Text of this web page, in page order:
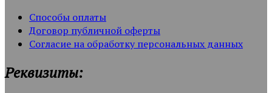
Способы оплаты
Договор публичной оферты
Согласие на обработку персональных данных
Реквизиты: